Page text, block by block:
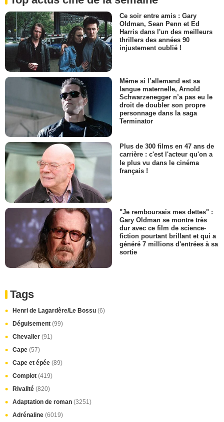
Ce soir entre amis : Gary
Oldman, Sean Penn et Ed
Harris dans l'un des meilleurs
thrillers des années 90
injustement oublié !
Même si l’allemand est sa
langue maternelle, Arnold
Schwarzenegger n’a pas eu le
droit de doubler son propre
personnage dans la saga
Terminator
Plus de 300 films en 47 ans de
carrière : c'est l'acteur qu'on a
le plus vu dans le cinéma
français !
"Je remboursais mes dettes" :
Gary Oldman se montre très
dur avec ce film de science-
fiction pourtant brillant et qui a
généré 7 millions d'entrées à sa
sortie
Tags
Henri de Lagardère/Le Bossu (6)
Déguisement (99)
Chevalier (91)
Cape (57)
Cape et épée (89)
Complot (419)
Rivalité (820)
Adaptation de roman (3251)
Adrénaline (6019)